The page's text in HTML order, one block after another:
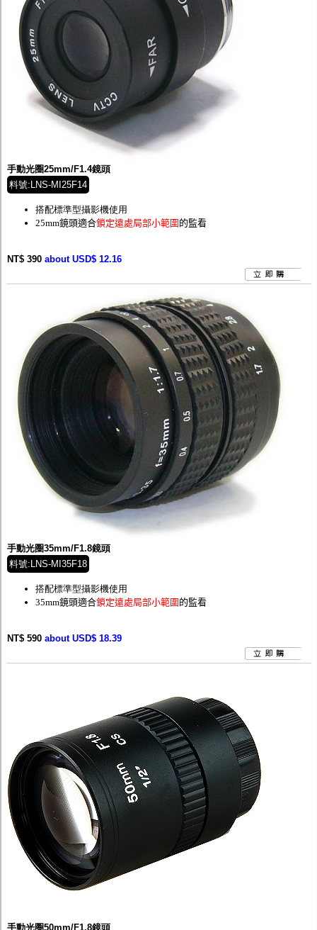
手動光圈25mm/F1.4鏡頭
料號:LNS-MI25F14
搭配標準型攝影機使用
25mm鏡頭適合鎖定遠處局部小範圍 的監看
NT$ 390 about USD$ 12.16
手動光圈35mm/F1.8鏡頭
料號:LNS-MI35F18
搭配標準型攝影機使用
35mm鏡頭適合鎖定遠處局部小範圍 的監看
NT$ 590 about USD$ 18.39
手動光圈50mm/F1.8鏡頭